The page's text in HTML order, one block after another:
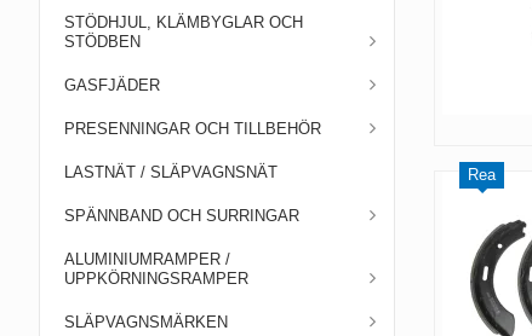
STÖDHJUL, KLÄMBYGLAR OCH
STÖDBEN
GASFJÄDER
PRESENNINGAR OCH TILLBEHÖR
LASTNÄT / SLÄPVAGNSNÄT
SPÄNNBAND OCH SURRINGAR
ALUMINIUMRAMPER /
UPPKÖRNINGSRAMPER
SLÄPVAGNSMÄRKEN
Rea